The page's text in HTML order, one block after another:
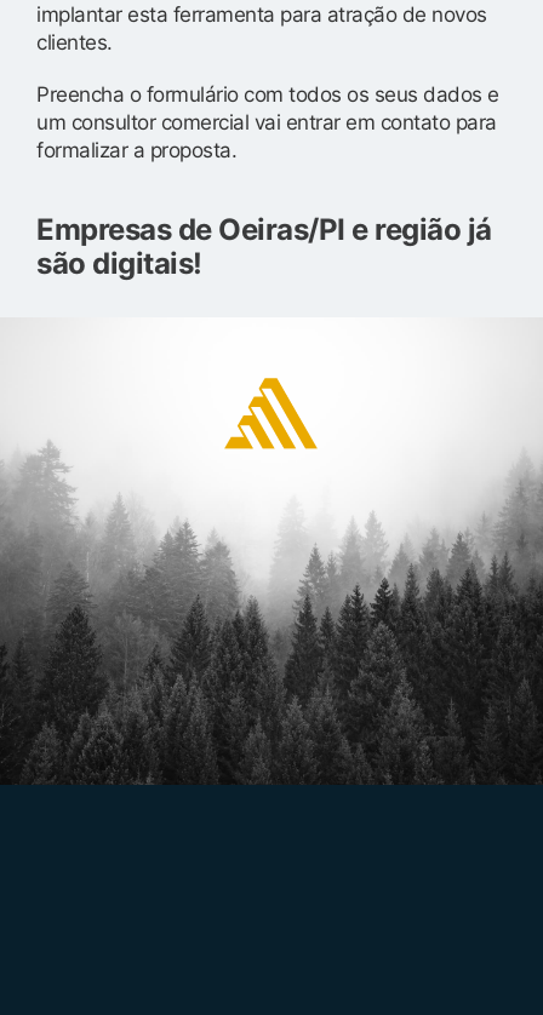
implantar esta ferramenta para atração de novos
clientes.
Preencha o formulário com todos os seus dados e
um consultor comercial vai entrar em contato para
formalizar a proposta.
Empresas de Oeiras/PI e região já
são digitais!